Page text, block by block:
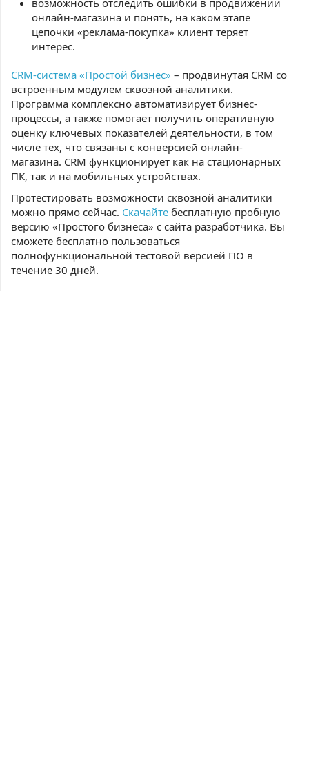
возможность отследить ошибки в продвижении
онлайн-магазина и понять, на каком этапе
цепочки «реклама-покупка» клиент теряет
интерес.
CRM-система «Простой бизнес» – продвинутая CRM со
встроенным модулем сквозной аналитики.
Программа комплексно автоматизирует бизнес-
процессы, а также помогает получить оперативную
оценку ключевых показателей деятельности, в том
числе тех, что связаны с конверсией онлайн-
магазина. CRM функционирует как на стационарных
ПК, так и на мобильных устройствах.
Протестировать возможности сквозной аналитики
можно прямо сейчас. Скачайте бесплатную пробную
версию «Простого бизнеса» с сайта разработчика. Вы
сможете бесплатно пользоваться
полнофункциональной тестовой версией ПО в
течение 30 дней.